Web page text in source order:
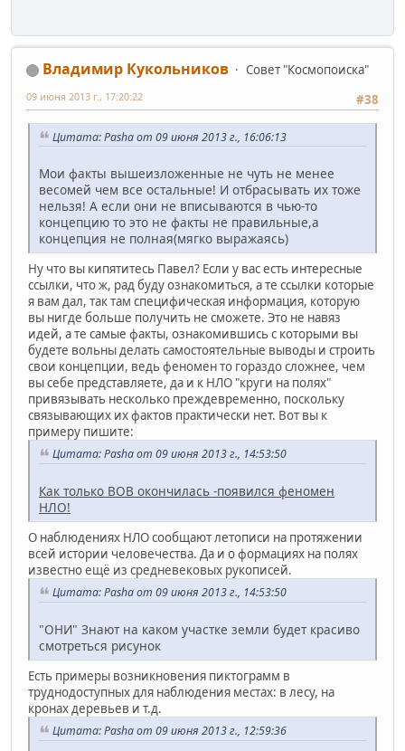
Владимир Кукольников
Совет "Космопоиска"
#38
09 июня 2013 г., 17:20:22
Цитата: Pasha от 09 июня 2013 г., 16:06:13
Мои факты вышеизложенные не чуть не менее
весомей чем все остальные! И отбрасывать их тоже
нельзя! А если они не вписываются в чью-то
концепцию то это не факты не правильные,а
концепция не полная(мягко выражаясь)
Ну что вы кипятитесь Павел? Если у вас есть интересные
ссылки, что ж, рад буду ознакомиться, а те ссылки которые
я вам дал, так там специфическая информация, которую
вы нигде больше получить не сможете. Это не навяз
идей, а те самые факты, ознакомившись с которыми вы
будете вольны делать самостоятельные выводы и строить
свои концепции, ведь феномен то гораздо сложнее, чем
вы себе представляете, да и к НЛО "круги на полях"
привязывать несколько преждевременно, поскольку
связывающих их фактов практически нет. Вот вы к
примеру пишите:
Цитата: Pasha от 09 июня 2013 г., 14:53:50
Как только ВОВ окончилась -появился феномен
НЛО!
О наблюдениях НЛО сообщают летописи на протяжении
всей истории человечества. Да и о формациях на полях
известно ещё из средневековых рукописей.
Цитата: Pasha от 09 июня 2013 г., 14:53:50
"ОНИ" Знают на каком участке земли будет красиво
смотреться рисунок
Есть примеры возникновения пиктограмм в
труднодоступных для наблюдения местах: в лесу, на
кронах деревьев и т.д.
Цитата: Pasha от 09 июня 2013 г., 12:59:36